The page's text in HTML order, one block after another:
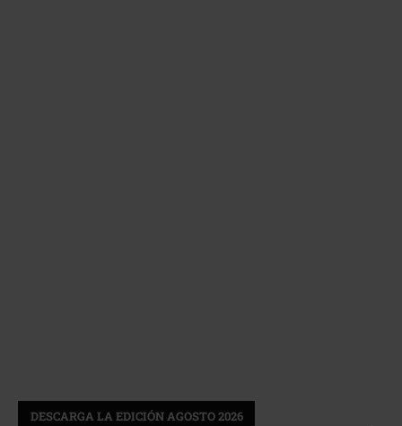
DESCARGA LA EDICIÓN AGOSTO 2026